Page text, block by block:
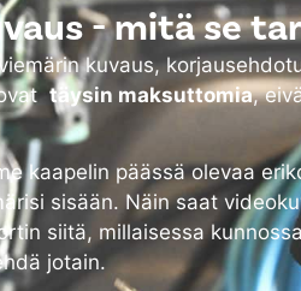
- mitä se
kuvaus,
täysin maksuttomia,
kaapelin päässä olevaa
sisään. Näin saat
siitä, millaisessa
jotain.